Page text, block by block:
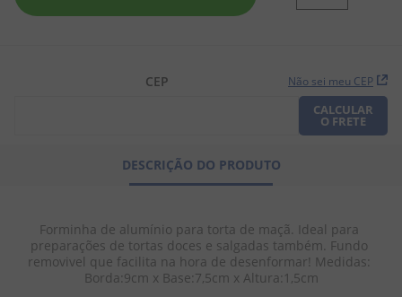
CEP Não sei meu CEP
CALCULAR
O FRETE
DESCRIÇÃO DO PRODUTO
Forminha de alumínio para torta de maçã. Ideal para
preparações de tortas doces e salgadas também. Fundo
removivel que facilita na hora de desenformar! Medidas:
Borda:9cm x Base:7,5cm x Altura:1,5cm